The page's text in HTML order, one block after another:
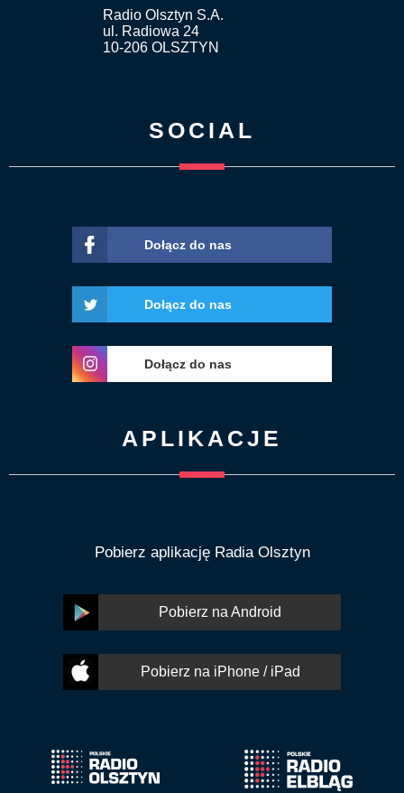
Radio Olsztyn S.A.
ul. Radiowa 24
10-206 OLSZTYN
SOCIAL
Dołącz do nas
Dołącz do nas
Dołącz do nas
APLIKACJE
Pobierz aplikację Radia Olsztyn
Pobierz na Android
Pobierz na iPhone / iPad